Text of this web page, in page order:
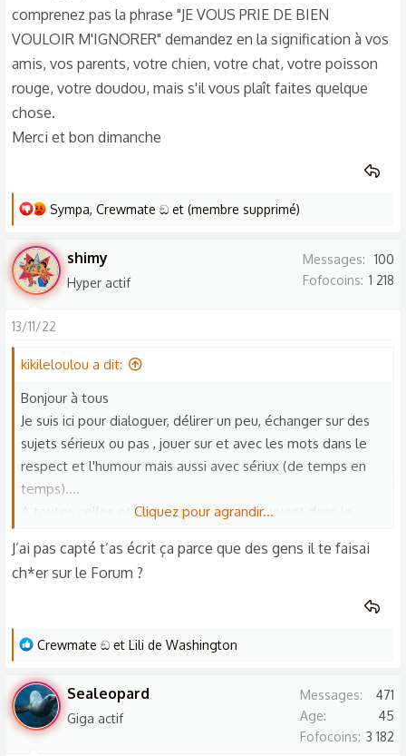
comprenez pas la phrase "JE VOUS PRIE DE BIEN
VOULOIR M'IGNORER" demandez en la signification à vos
amis, vos parents, votre chien, votre chat, votre poisson
rouge, votre doudou, mais s'il vous plaît faites quelque
chose.
Merci et bon dimanche
L
s
r
é
c
o
n
s
Sympa, Crewmate ඞ et (membre supprimé)
shimy
Hyper actif
Messages
100
Fofocoins 1 218
13/11/22
kikileloulou a dit:
Bonjour à tous
Je suis ici pour dialoguer, délirer un peu, échanger sur des
sujets sérieux ou pas , jouer sur et avec les mots dans le
respect et l'humour mais aussi avec sériux (de temps en
temps)....
A toutes celles et tous ceux qui se retrouvent dans le
forme de partage
Aux autres, les enfants en bas âge, les frustré(e)s, les
coincé(e)s, les paranos, les immatures de base, si vous ne
M'IGNORER" demandez en la signification à vos amis, vos
parents, votre chien, votre chat, votre poisson rouge, votre
doudou, mais s'il vous plaît faites quelque chose.
Merci et bon dimanche
Cliquez pour agrandir...
J’ai pas capté t’as écrit ça parce que des gens il te faisai
ch*er sur le Forum ?
L
s
r
é
Crewmate ඞ et Lili de Washington
Sealeopard
Giga actif
Messages
471
Age
45
Fofocoins 3 182